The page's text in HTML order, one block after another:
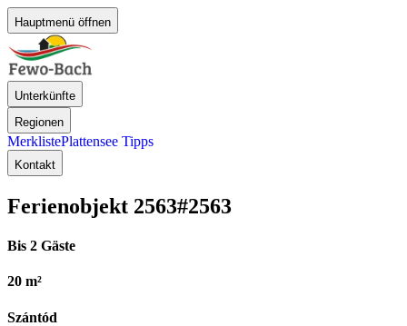
Hauptmenü öffnen
Unterkünfte
Regionen
MerklistePlattensee Tipps
Kontakt
Ferienobjekt 2563#2563
Bis 2 Gäste
20 m²
Szántód